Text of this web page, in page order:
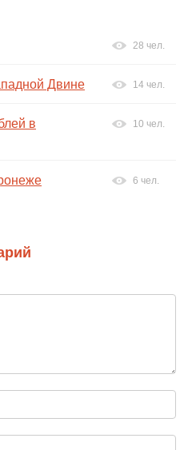
28 чел.
Двине 14 чел.
в
10 чел.
6 чел.